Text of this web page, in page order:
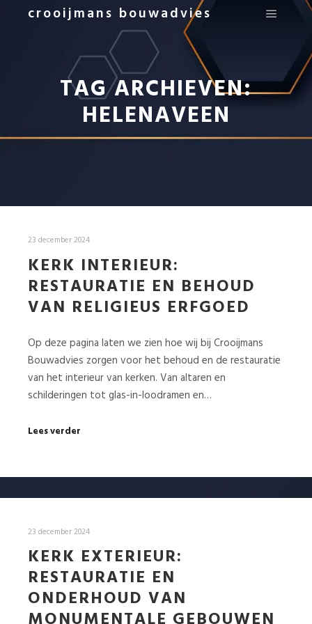
crooijmans bouwadvies
TAG ARCHIEVEN:
HELENAVEEN
23 december 2024
KERK INTERIEUR:
RESTAURATIE EN BEHOUD
VAN RELIGIEUS ERFGOED
Op deze pagina laten we zien hoe wij bij Crooijmans
Bouwadvies zorgen voor het behoud en de restauratie
van het interieur van kerken. Van altaren en
schilderingen tot glas-in-loodramen en…
Lees verder
23 december 2024
KERK EXTERIEUR:
RESTAURATIE EN
ONDERHOUD VAN